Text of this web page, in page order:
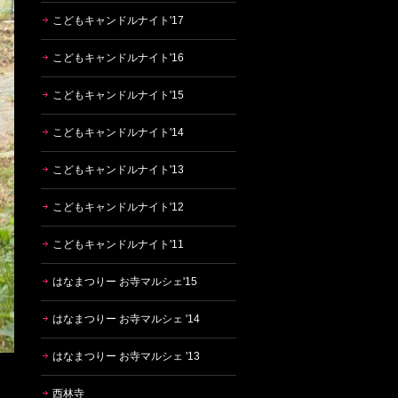
こどもキャンドルナイト'17
こどもキャンドルナイト'16
こどもキャンドルナイト'15
こどもキャンドルナイト'14
こどもキャンドルナイト'13
こどもキャンドルナイト'12
こどもキャンドルナイト'11
はなまつりー お寺マルシェ'15
はなまつりー お寺マルシェ '14
はなまつりー お寺マルシェ '13
西林寺